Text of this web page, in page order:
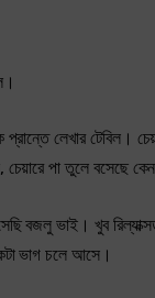
লেখার টেবিল।
পা তুলে বসেছে
বজলু ভাই। খুব
ভাগ চলে আসে।